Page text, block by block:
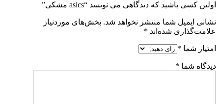
اولین کسی باشید که دیدگاهی می نویسد “asics مشکی”
نشانی ایمیل شما منتشر نخواهد شد. بخش‌های موردنیاز
علامت‌گذاری شده‌اند *
امتیاز شما *
دیدگاه شما *